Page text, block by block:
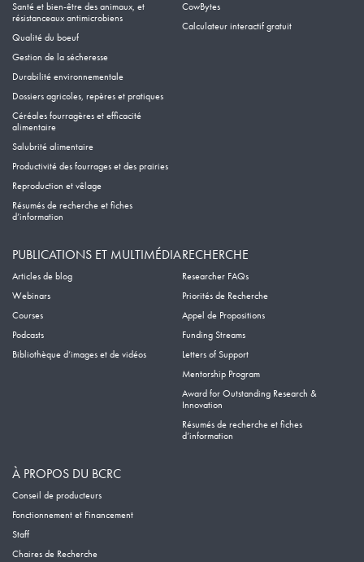
Santé et bien-être des animaux, et
résistanceaux antimicrobiens
Qualité du boeuf
Gestion de la sécheresse
Durabilité environnementale
Dossiers agricoles, repères et pratiques
Céréales fourragères et efficacité
alimentaire
Salubrité alimentaire
Productivité des fourrages et des prairies
Reproduction et vêlage
Résumés de recherche et fiches
d’information
CowBytes
Calculateur interactif gratuit
PUBLICATIONS ET MULTIMÉDIA
Articles de blog
Webinars
Courses
Podcasts
Bibliothèque d’images et de vidéos
RECHERCHE
Researcher FAQs
Priorités de Recherche
Appel de Propositions
Funding Streams
Letters of Support
Mentorship Program
Award for Outstanding Research &
Innovation
Résumés de recherche et fiches
d’information
À PROPOS DU BCRC
Conseil de producteurs
Fonctionnement et Financement
Staff
Chaires de Recherche